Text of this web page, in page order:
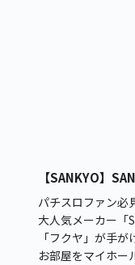
【SANKYO】
パチスロファン必
大人気メーカー「
「フクヤ」が手
お部屋をマイホー